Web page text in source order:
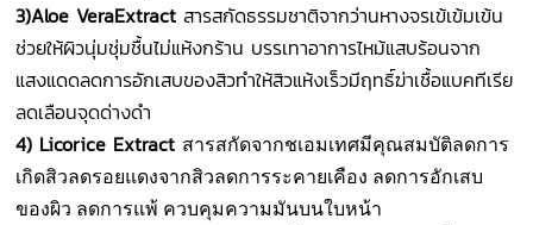
3)Aloe VeraExtractสารสกัดธรรมชาติจากว่านหางจรเข้เข้มเข้น
ช่วยให้ผิวนุ่มชุ่มชื้นไม่แห้งกร้าน บรรเทาอาการไหม้แสบร้อนจาก
แสงแดดลดการอักเสบของสิวทำให้สิวแห้งเร็วมีฤทธิ์ฆ่าเชื้อแบคทีเรีย
ลดเลือนจุดด่างดำ
4) Licorice Extract สารสกัดจากชเอมเทศมีคุณสมบัติลดการ
เกิดสิวลดรอยแดงจากสิวลดการระคายเคือง ลดการอักเสบ
ของผิว ลดการแพ้ ควบคุมความมันบนใบหน้า